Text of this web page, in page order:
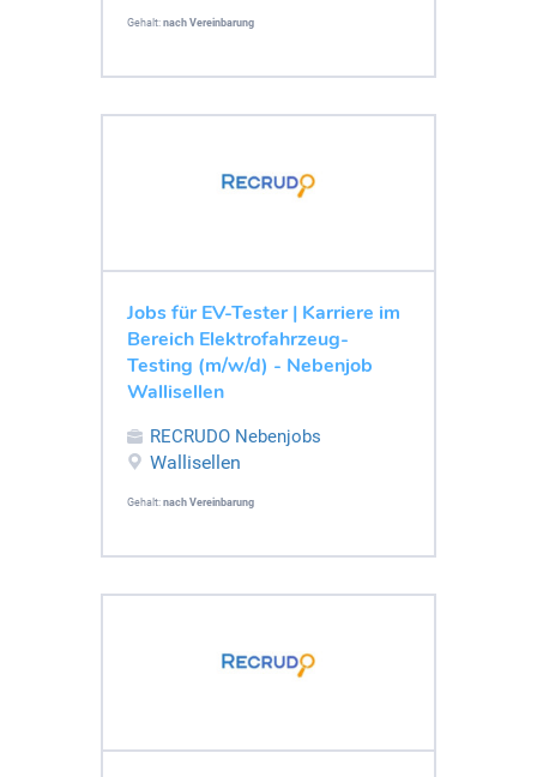
Gehalt: nach Vereinbarung
Jobs für EV-Tester | Karriere im
Bereich Elektrofahrzeug-
Testing (m/w/d) - Nebenjob
Wallisellen
RECRUDO Nebenjobs
Wallisellen
Gehalt: nach Vereinbarung